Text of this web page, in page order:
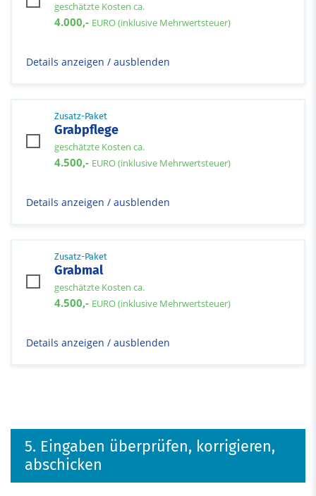
geschätzte Kosten ca.
4.000,- EURO (inklusive Mehrwertsteuer)
Details anzeigen / ausblenden
Zusatz-Paket
Grabpflege
geschätzte Kosten ca.
4.500,- EURO (inklusive Mehrwertsteuer)
Details anzeigen / ausblenden
Zusatz-Paket
Grabmal
geschätzte Kosten ca.
4.500,- EURO (inklusive Mehrwertsteuer)
Details anzeigen / ausblenden
5. Eingaben überprüfen, korrigieren,
abschicken